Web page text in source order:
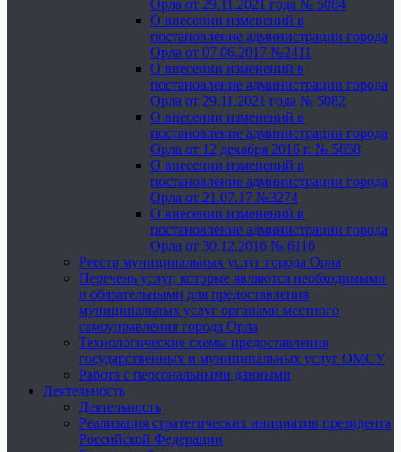
Орла от 29.11.2021 года № 5084
О внесении изменений в
постановление администрации города
Орла от 07.06.2017 №2411
О внесении изменений в
постановление администрации города
Орла от 29.11.2021 года № 5082
О внесении изменений в
постановление администрации города
Орла от 12 декабря 2016 г. № 5658
О внесении изменений в
постановление администрации города
Орла от 21.07.17 №3274
О внесении изменений в
постановление администрации города
Орла от 30.12.2016 № 6116
Реестр муниципальных услуг города Орла
Перечень услуг, которые являются необходимыми
и обязательными для предоставления
муниципальных услуг органами местного
самоуправления города Орла
Технологические схемы предоставления
государственных и муниципальных услуг ОМСУ
Работа с персональными данными
Деятельность
Деятельность
Реализация стратегических инициатив президента
Российской Федерации